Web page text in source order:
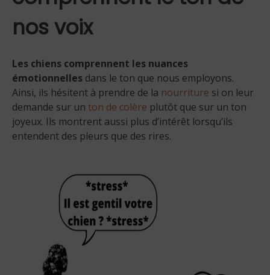
nos voix
Les chiens comprennent les nuances
émotionnelles dans le ton que nous employons.
Ainsi, ils hésitent à prendre de la nourriture si on leur
demande sur un ton de colère plutôt que sur un ton
joyeux. Ils montrent aussi plus d’intérêt lorsqu’ils
entendent des pleurs que des rires.